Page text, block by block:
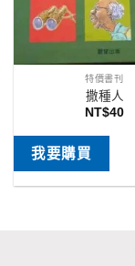
特價書刊
撒種人
NT$40
我要購買